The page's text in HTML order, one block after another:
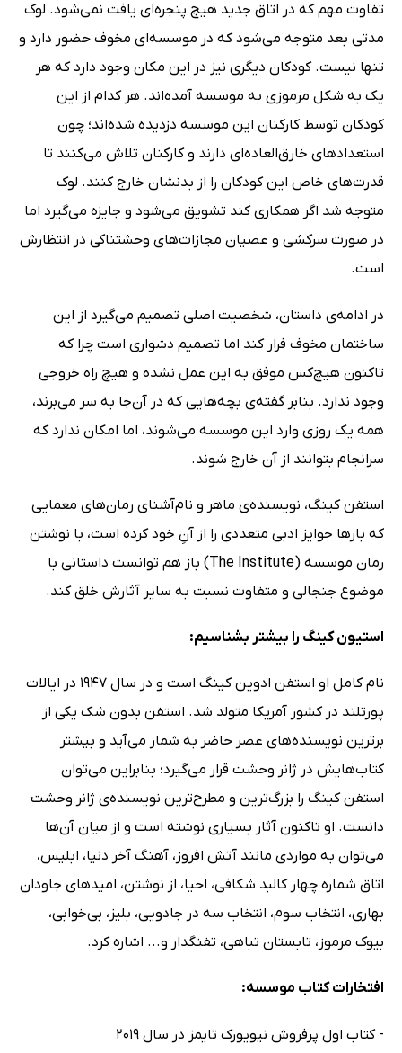
تفاوت مهم که در اتاق جدید هیچ پنجره‌ای یافت نمی‌شود. لوک
مدتی بعد متوجه می‌شود که در موسسه‌ای مخوف حضور دارد و
تنها نیست. کودکان دیگری نیز در این مکان وجود دارد که هر
یک به شکل مرموزی به موسسه آمده‌اند. هر کدام از این
کودکان توسط کارکنان این موسسه دزدیده شده‌اند؛ چون
استعدادهای خارق‌العاده‌ای دارند و کارکنان تلاش می‌کنند تا
قدرت‌های خاص این کودکان را از بدنشان خارج کنند. لوک
متوجه شد اگر همکاری کند تشویق می‌شود و جایزه می‌گیرد اما
در صورت سرکشی و عصیان مجازات‌های وحشتناکی در انتظارش
است.
در ادامه‌ی داستان، شخصیت اصلی تصمیم می‌گیرد از این
ساختمان مخوف فرار کند اما تصمیم دشواری است چرا که
تاکنون هیچ‌کس موفق به این عمل نشده و هیچ راه خروجی
وجود ندارد. بنابر گفته‌ی بچه‌هایی که در آن‌جا به سر می‌برند،
همه یک روزی وارد این موسسه می‌شوند، اما امکان ندارد که
سرانجام بتوانند از آن خارج شوند.
استفن کینگ، نویسنده‌ی ماهر و نام‌آشنای رمان‌های معمایی
که بارها جوایز ادبی متعددی را از آنِ خود کرده است، با نوشتن
رمان موسسه (The Institute) باز هم توانست داستانی با
موضوع جنجالی و متفاوت نسبت به سایر آثارش خلق کند.
استیون کینگ را بیشتر بشناسیم:
نام کامل او استفن ادوین کینگ است و در سال 1947 در ایالات
پورتلند در کشور آمریکا متولد شد. استفن بدون شک یکی از
برترین نویسنده‌های عصر حاضر به شمار می‌آید و بیشتر
کتاب‌هایش در ژانر وحشت قرار می‌گیرد؛ بنابراین می‌توان
استفن کینگ را بزرگ‌ترین و مطرح‌ترین نویسنده‌ی ژانر وحشت
دانست. او تاکنون آثار بسیاری نوشته است و از میان آن‌ها
می‌توان به مواردی مانند آتش افروز، آهنگ آخر دنیا، ابلیس،
اتاق شماره چهار کالبد شکافی، احیا، از نوشتن، امیدهای جاودان
بهاری، انتخاب سوم، انتخاب سه در جادویی، بلیز، بی‌خوابی،
بیوک مرموز، تابستان تباهی، تفنگدار و... اشاره کرد.
افتخارات کتاب موسسه:
- کتاب اول پرفروش نیویورک تایمز در سال 2019